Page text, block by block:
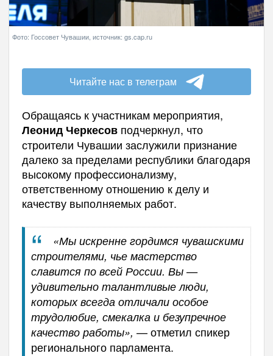
Фото: Госсовет Чувашии, источник: gs.cap.ru
Читайте нас в телеграм
Обращаясь к участникам мероприятия,
Леонид Черкесовподчеркнул, что
строители Чувашии заслужили признание
далеко за пределами республики благодаря
высокому профессионализму,
ответственному отношению к делу и
качеству выполняемых работ.
«Мы искренне гордимся чувашскими
строителями, чье мастерство
славится по всей России. Вы —
удивительно талантливые люди,
которых всегда отличали особое
трудолюбие, смекалка и безупречное
качество работы», — отметил спикер
регионального парламента.